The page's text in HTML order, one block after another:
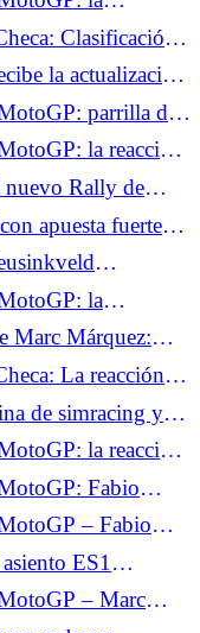
se pierde,
Clasificación
domina, Fabio
la actualización
parrilla de
Fabio Quartararo
la reacción
position
nuevo Rally de
apuesta fuerte
la
sprint, Francesco
no pudo hacer
Marc Márquez:
La reacción
oportunidad"
de simracing y
entrada.la reacción
mañana sea
Fabio
al sprint: “No hay
– Fabio
“No sentimos el
ES1
canícula.
– Marc
carrera: “La moto